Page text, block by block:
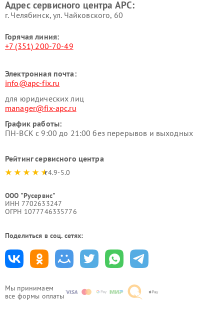
Мы принимаем
все формы оплаты
Адрес сервисного центра APC:
г. Челябинск, ул. Чайковского, 60
Горячая линия:
+7 (351) 200-70-49
Электронная почта:
info@apc-fix.ru
для юридических лиц
manager@fix-apc.ru
График работы:
ПН-ВСК с 9:00 до 21:00 без перерывов и выходных
Рейтинг сервисного центра
4.9-5.0
ООО "Русервис"
ИНН 7702633247
ОГРН 1077746335776
Поделиться в соц. сетях: